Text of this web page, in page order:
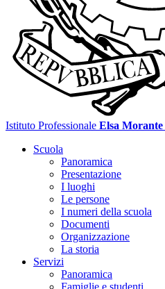
Istituto Professionale Elsa Morante
Scuola
Panoramica
Presentazione
I luoghi
Le persone
I numeri della scuola
Documenti
Organizzazione
La storia
Servizi
Panoramica
Famiglie e studenti